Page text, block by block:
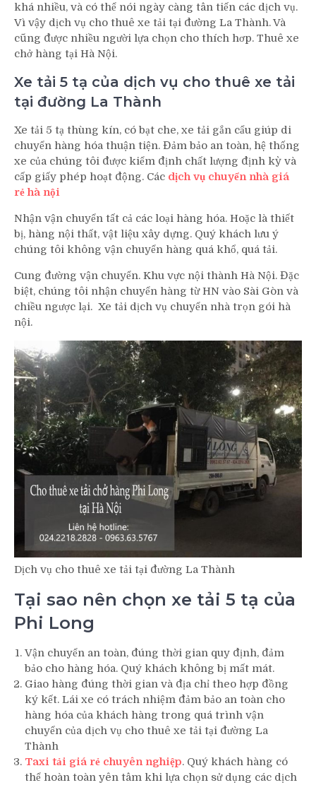
khá nhiều, và có thể nói ngày càng tân tiến các dịch vụ.
Vì vậy dịch vụ cho thuê xe tải tại đường La Thành. Và
cũng được nhiều người lựa chọn cho thích hơp. Thuê xe
chở hàng tại Hà Nội.
Xe tải 5 tạ của dịch vụ cho thuê xe tải
tại đường La Thành
Xe tải 5 tạ thùng kín, có bạt che, xe tải gắn cẩu giúp di
chuyển hàng hóa thuận tiện. Đảm bảo an toàn, hệ thống
xe của chúng tôi được kiểm định chất lượng định kỳ và
cấp giấy phép hoạt động. Các dịch vụ chuyển nhà giá
rẻ hà nội
Nhận vận chuyển tất cả các loại hàng hóa. Hoặc là thiết
bị, hàng nội thất, vật liệu xây dựng. Quý khách lưu ý
chúng tôi không vận chuyển hàng quá khổ, quá tải.
Cung đường vận chuyển. Khu vực nội thành Hà Nội. Đặc
biệt, chúng tôi nhận chuyển hàng từ HN vào Sài Gòn và
chiều ngược lại. Xe tải dịch vụ chuyển nhà trọn gói hà
nội.
Dịch vụ cho thuê xe tải tại đường La Thành
Tại sao nên chọn xe tải 5 tạ của
Phi Long
Vận chuyển an toàn, đúng thời gian quy định, đảm
bảo cho hàng hóa. Quý khách không bị mất mát.
Giao hàng đúng thời gian và địa chỉ theo hợp đồng
ký kết. Lái xe có trách nhiệm đảm bảo an toàn cho
hàng hóa của khách hàng trong quá trình vận
chuyển của dịch vụ cho thuê xe tải tại đường La
Thành
Taxi tải giá rẻ chuyên nghiệp. Quý khách hàng có
thể hoàn toàn yên tâm khi lựa chọn sử dụng các dịch